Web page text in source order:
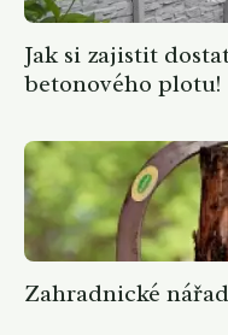
Jak si zajistit
betonového plotu!
Zahradnické